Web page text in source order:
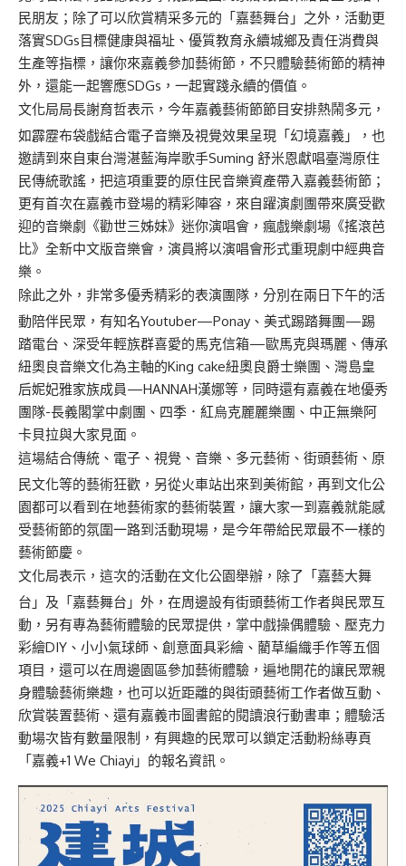
民朋友；除了可以欣賞精采多元的「嘉藝舞台」之外，活動更
落實SDGs目標健康與福址、優質教育永續城鄉及責任消費與
生產等指標，讓你來嘉義參加藝術節，不只體驗藝術節的精神
外，還能一起響應SDGs，一起實踐永續的價值。
文化局局長謝育哲表示，今年嘉義藝術節節目安排熱鬧多元，
如霹靂布袋戲結合電子音樂及視覺效果呈現「幻境嘉義」，也
邀請到來自東台灣湛藍海岸歌手Suming 舒米恩獻唱臺灣原住
民傳統歌謠，把這項重要的原住民音樂資產帶入嘉義藝術節；
更有首次在嘉義市登場的精彩陣容，來自躍演劇團帶來廣受歡
迎的音樂劇《勸世三姊妹》迷你演唱會，瘋戲樂劇場《搖滾芭
比》全新中文版音樂會，演員將以演唱會形式重現劇中經典音
樂。
除此之外，非常多優秀精彩的表演團隊，分別在兩日下午的活
動陪伴民眾，有知名Youtuber—Ponay、美式踢踏舞團—踢
踏電台、深受年輕族群喜愛的馬克信箱—歐馬克與瑪麗、傳承
紐奧良音樂文化為主軸的King cake紐奧良爵士樂團、灣島皇
后妮妃雅家族成員—HANNAH漢娜等，同時還有嘉義在地優秀
團隊-長義閣掌中劇團、四季．紅烏克麗麗樂團、中正無樂阿
卡貝拉與大家見面。
這場結合傳統、電子、視覺、音樂、多元藝術、街頭藝術、原
民文化等的藝術狂歡，另從火車站出來到美術館，再到文化公
園都可以看到在地藝術家的藝術裝置，讓大家一到嘉義就能感
受藝術節的氛圍一路到活動現場，是今年帶給民眾最不一樣的
藝術節慶。
文化局表示，這次的活動在文化公園舉辦，除了「嘉藝大舞
台」及「嘉藝舞台」外，在周邊設有街頭藝術工作者與民眾互
動，另有專為藝術體驗的民眾提供，掌中戲操偶體驗、壓克力
彩繪DIY、小小氣球師、創意面具彩繪、藺草編織手作等五個
項目，還可以在周邊園區參加藝術體驗，遍地開花的讓民眾親
身體驗藝術樂趣，也可以近距離的與街頭藝術工作者做互動、
欣賞裝置藝術、還有嘉義市圖書館的閱讀浪行動書車；體驗活
動場次皆有數量限制，有興趣的民眾可以鎖定活動粉絲專頁
「嘉義+1 We Chiayi」的報名資訊。